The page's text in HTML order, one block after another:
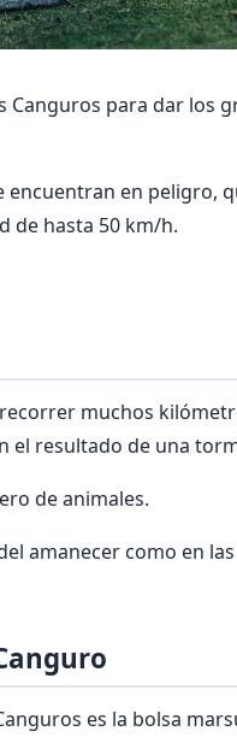
Canguros para dar los
en peligro,
de hasta 50 km/h.
muchos
el resultado de una
de animales.
amanecer como en
es la bolsa